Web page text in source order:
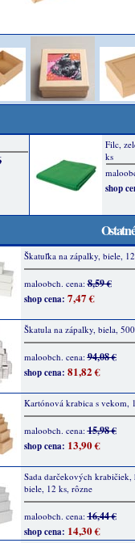
Škatuľka na zápalky, biele,
maloobch. cena:8,59 €
shop cena: 7,47 €
Škatula na zápalky, biela,
maloobch. cena:94,08 €
shop cena: 81,82 €
Kartónová krabica s vekom,
maloobch. cena:15,98 €
shop cena: 13,90 €
Sada darčekových krabičiek,
biele, 12 ks, rôzne
maloobch. cena:16,44 €
shop cena: 14,30 €